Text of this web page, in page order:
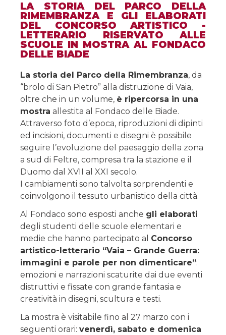
LA STORIA DEL PARCO DELLA
RIMEMBRANZA E GLI ELABORATI
DEL CONCORSO ARTISTICO -
LETTERARIO RISERVATO ALLE
SCUOLE IN MOSTRA AL FONDACO
DELLE BIADE
La storia del Parco della Rimembranza, da
“brolo di San Pietro” alla distruzione di Vaia,
oltre che in un volume, è ripercorsa in una
mostra allestita al Fondaco delle Biade.
Attraverso foto d’epoca, riproduzioni di dipinti
ed incisioni, documenti e disegni è possibile
seguire l’evoluzione del paesaggio della zona
a sud di Feltre, compresa tra la stazione e il
Duomo dal XVII al XXI secolo.
I cambiamenti sono talvolta sorprendenti e
coinvolgono il tessuto urbanistico della città.
Al Fondaco sono esposti anche gli elaborati
degli studenti delle scuole elementari e
medie che hanno partecipato al Concorso
artistico-letterario “Vaia – Grande Guerra:
immagini e parole per non dimenticare”:
emozioni e narrazioni scaturite dai due eventi
distruttivi e fissate con grande fantasia e
creatività in disegni, scultura e testi.
La mostra è visitabile fino al 27 marzo con i
seguenti orari: venerdì, sabato e domenica